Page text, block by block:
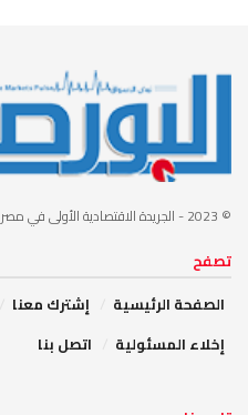
© 2023 - الجريدة الاقتصادية الأولى في مصر
تصفح
الصفحة الرئيسية
إشترك معنا
إخلاء المسئولية
اتصل بنا